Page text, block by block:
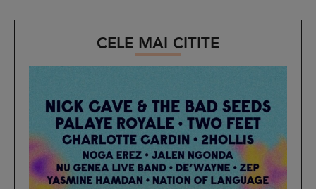
CELE MAI CITITE